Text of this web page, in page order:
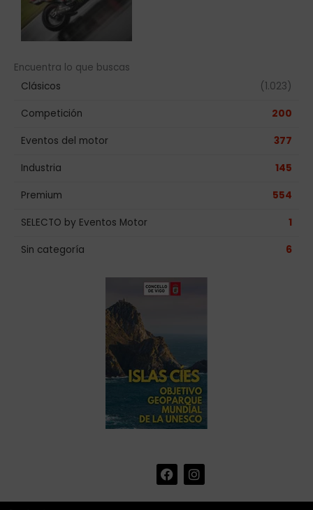
Encuentra lo que buscas
Clásicos
(1.023)
Competición 200
Eventos del motor 377
Industria 145
Premium 554
SELECTO by Eventos Motor 1
Sin categoría 6
F
a
I
n